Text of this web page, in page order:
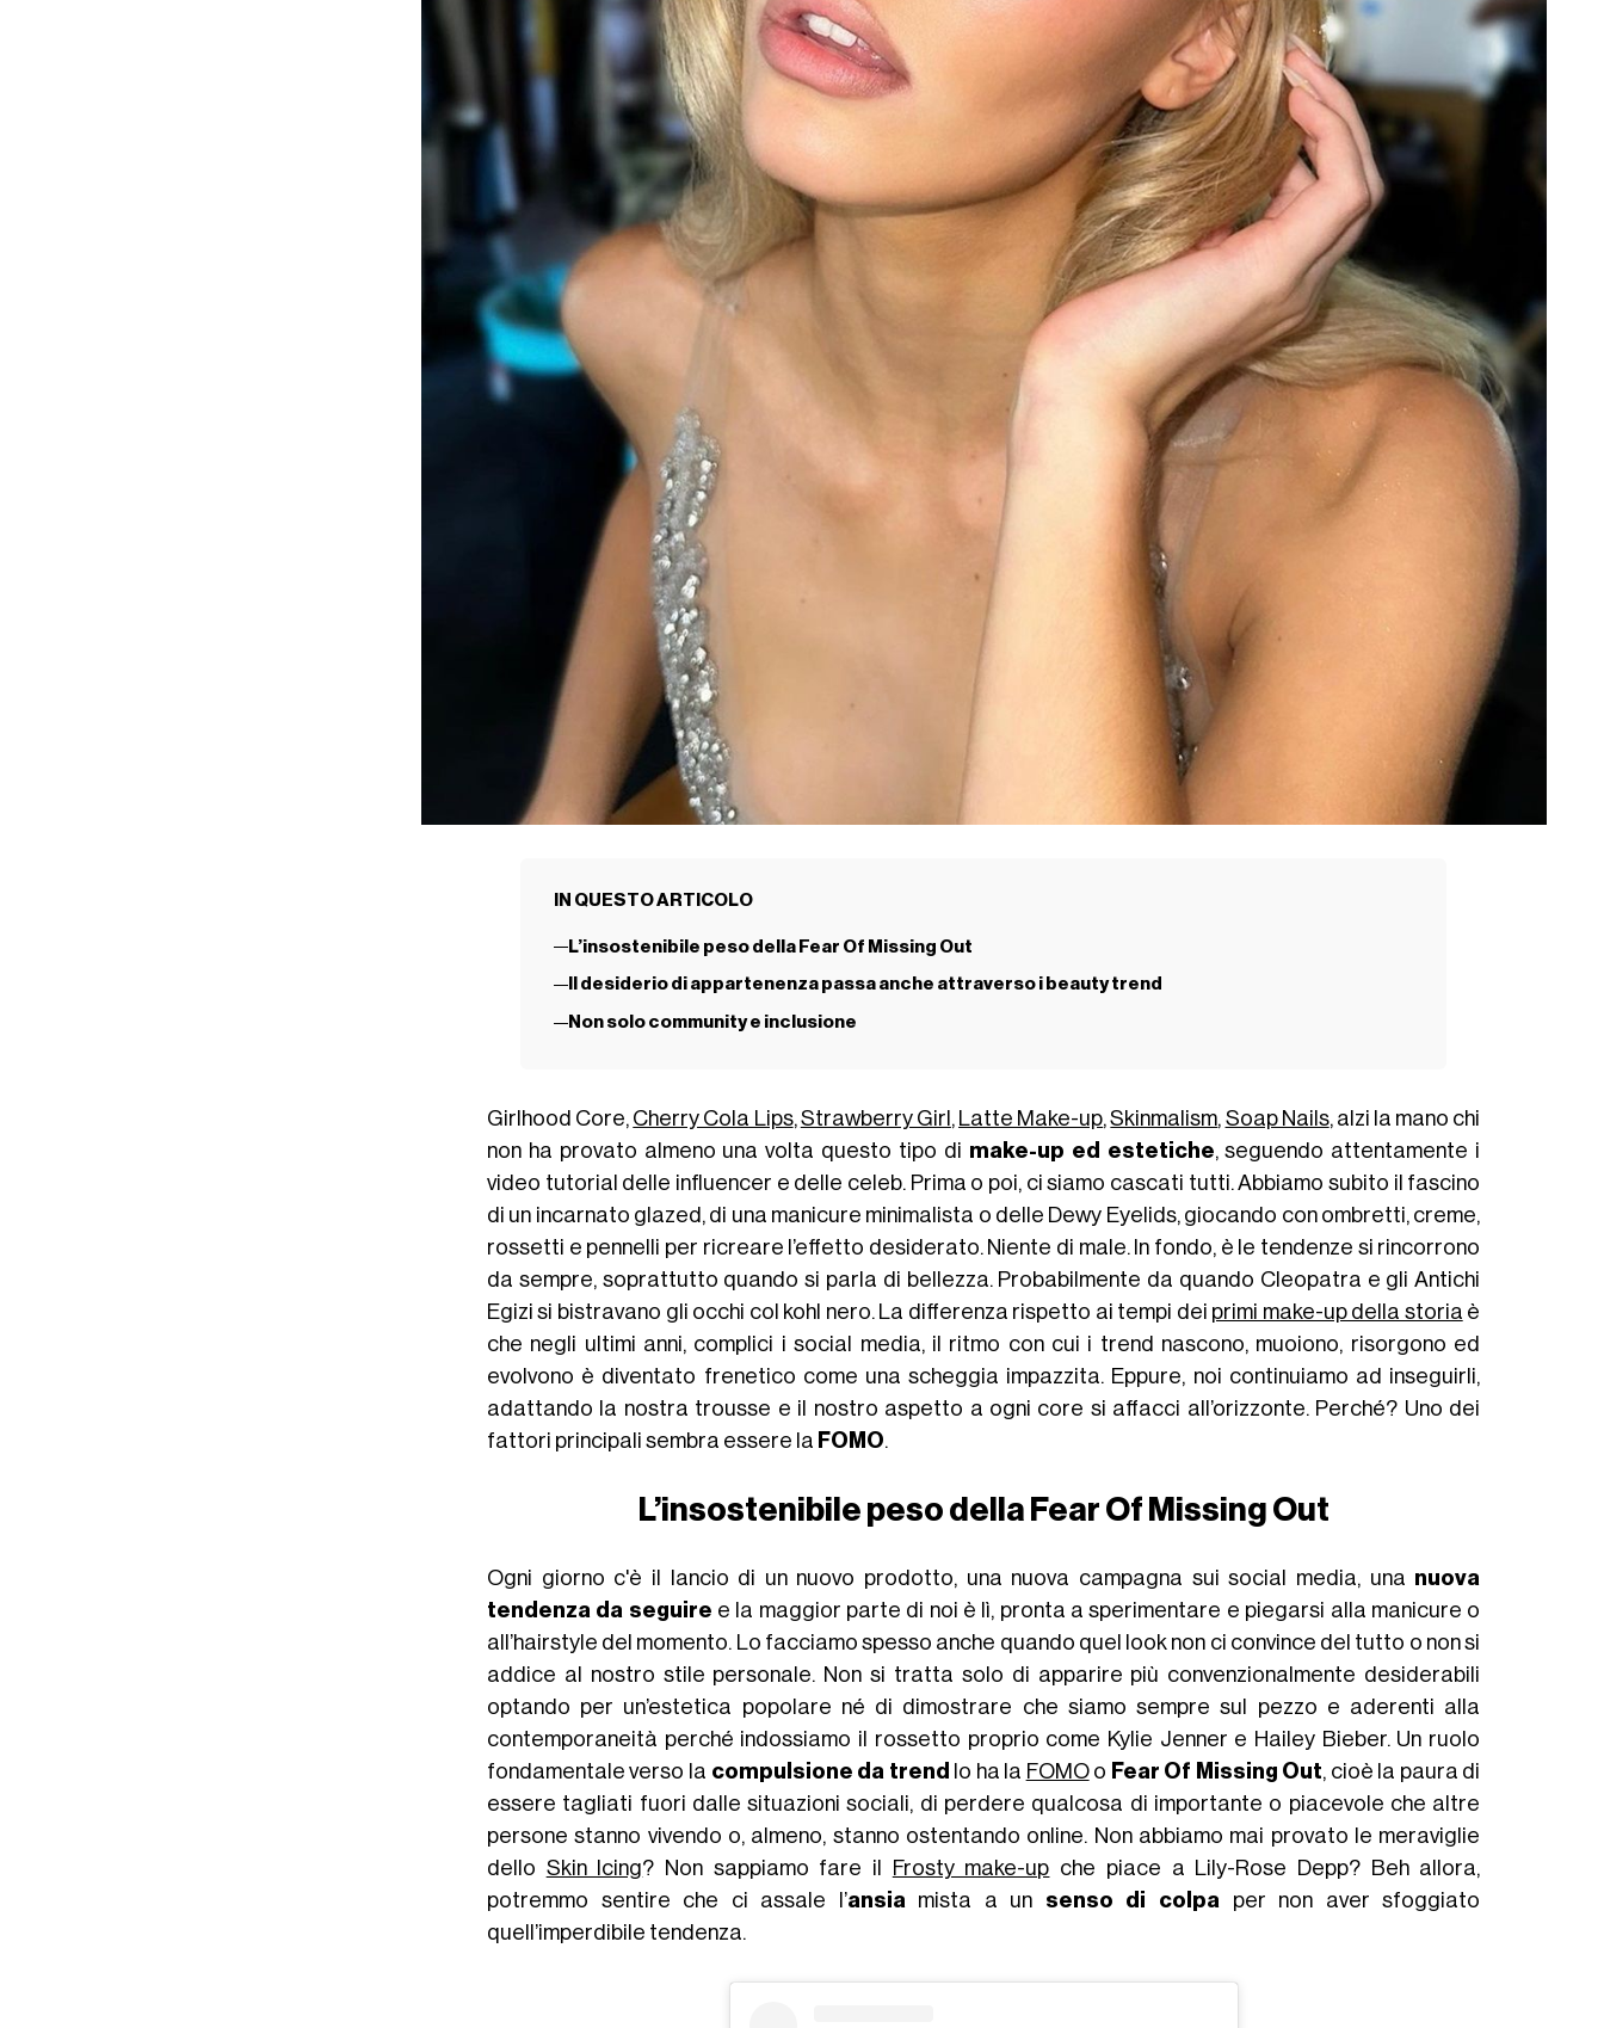
IN QUESTO ARTICOLO
L’insostenibile peso della Fear Of Missing Out
Il desiderio di appartenenza passa anche attraverso i beauty trend
Non solo community e inclusione
Girlhood Core, Cherry Cola Lips,Strawberry Girl , Latte Make-up,Skinmalism, Soap Nails, alzi la mano chi
non ha provato almeno una volta questo tipo di make-up ed estetiche, seguendo attentamente i
video tutorial delle influencer e delle celeb. Prima o poi, ci siamo cascati tutti. Abbiamo subito il fascino
di un incarnato glazed, di una manicure minimalista o delle Dewy Eyelids, giocando con ombretti, creme,
rossetti e pennelli per ricreare l’effetto desiderato. Niente di male. In fondo, è le tendenze si rincorrono
da sempre, soprattutto quando si parla di bellezza. Probabilmente da quando Cleopatra e gli Antichi
Egizi si bistravano gli occhi col kohl nero. La differenza rispetto ai tempi dei primi make-up della storia è
che negli ultimi anni, complici i social media, il ritmo con cui i trend nascono, muoiono, risorgono ed
evolvono è diventato frenetico come una scheggia impazzita. Eppure, noi continuiamo ad inseguirli,
adattando la nostra trousse e il nostro aspetto a ogni core si affacci all’orizzonte. Perché? Uno dei
fattori principali sembra essere la FOMO.
L’insostenibile peso della Fear Of Missing Out
Ogni giorno c'è il lancio di un nuovo prodotto, una nuova campagna sui social media, una nuova
tendenza da seguire e la maggior parte di noi è lì, pronta a sperimentare e piegarsi alla manicure o
all’hairstyle del momento. Lo facciamo spesso anche quando quel look non ci convince del tutto o non si
addice al nostro stile personale. Non si tratta solo di apparire più convenzionalmente desiderabili
optando per un’estetica popolare né di dimostrare che siamo sempre sul pezzo e aderenti alla
contemporaneità perché indossiamo il rossetto proprio come Kylie Jenner e Hailey Bieber. Un ruolo
fondamentale verso la compulsione da trend lo ha la FOMOo Fear Of Missing Out, cioè la paura di
essere tagliati fuori dalle situazioni sociali, di perdere qualcosa di importante o piacevole che altre
persone stanno vivendo o, almeno, stanno ostentando online. Non abbiamo mai provato le meraviglie
dello Skin Icing? Non sappiamo fare il Frosty make-up che piace a Lily-Rose Depp? Beh allora,
potremmo sentire che ci assale l’ansia mista a un senso di colpa per non aver sfoggiato
quell’imperdibile tendenza.